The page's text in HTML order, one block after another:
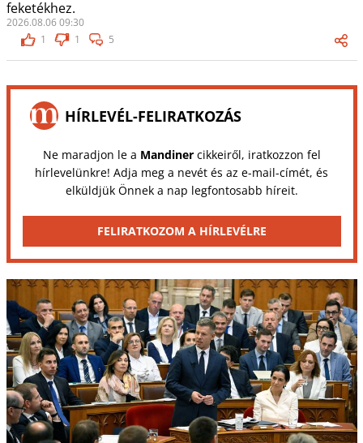
feketékhez.
2026.08.06 09:30
1
1 5
HÍRLEVÉL-FELIRATKOZÁS
Ne maradjon le a Mandinercikkeiről, iratkozzon fel
hírlevelünkre! Adja meg a nevét és az e-mail-címét, és
elküldjük Önnek a nap legfontosabb híreit.
FELIRATKOZOM A HÍRLEVÉLRE